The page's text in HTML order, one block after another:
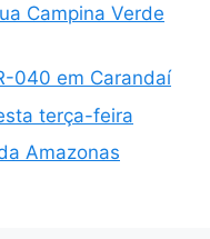
Campina Verde
040 em Carandaí
terça-feira
Amazonas